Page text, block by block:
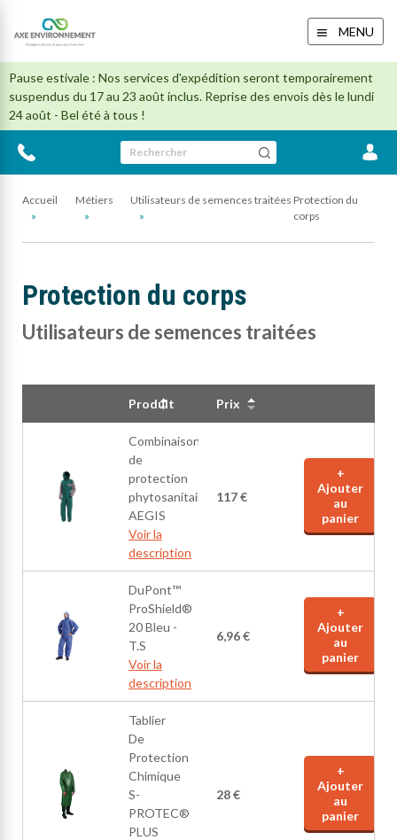
Pause estivale : Nos services d'expédition seront temporairement
suspendus du 17 au 23 août inclus. Reprise des envois dès le lundi
24 août - Bel été à tous !
MENU
Rechercher
Accueil Métiers Utilisateurs de semences traitées Protection du
corps
Protection du corps
Utilisateurs de semences traitées
Produit Prix
Combinaison
de
protection
phytosanitaire
AEGIS
Voir la
description
117 €
+
Ajouter
au
panier
DuPont™
ProShield®
20 Bleu -
T.S
Voir la
description
6,96 €
+
Ajouter
au
panier
Tablier
De
Protection
Chimique
S-
PROTEC®
PLUS
28 €
+
Ajouter
au
panier